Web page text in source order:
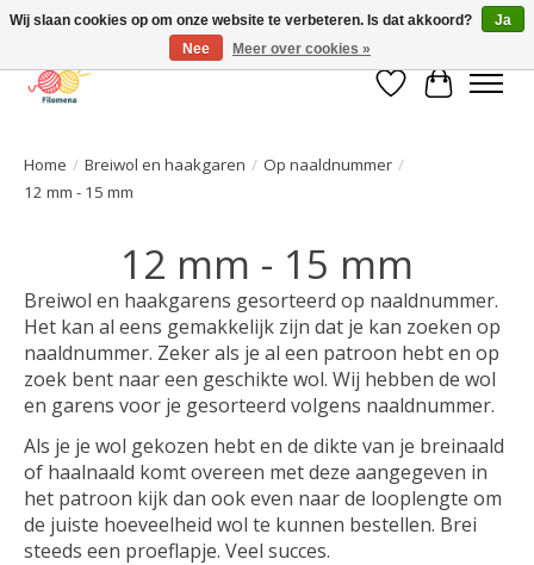
Verlanglijst
Home / Breiwol en haakgaren / Op naaldnummer /
12 mm - 15 mm
12 mm - 15 mm
Breiwol en haakgarens gesorteerd op naaldnummer.
Het kan al eens gemakkelijk zijn dat je kan zoeken op
naaldnummer. Zeker als je al een patroon hebt en op
zoek bent naar een geschikte wol. Wij hebben de wol
en garens voor je gesorteerd volgens naaldnummer.
Als je je wol gekozen hebt en de dikte van je breinaald
of haalnaald komt overeen met deze aangegeven in
het patroon kijk dan ook even naar de looplengte om
de juiste hoeveelheid wol te kunnen bestellen. Brei
steeds een proeflapje. Veel succes.
Wij slaan cookies op om onze website te verbeteren. Is dat akkoord?
Ja
Nee
Meer over cookies »